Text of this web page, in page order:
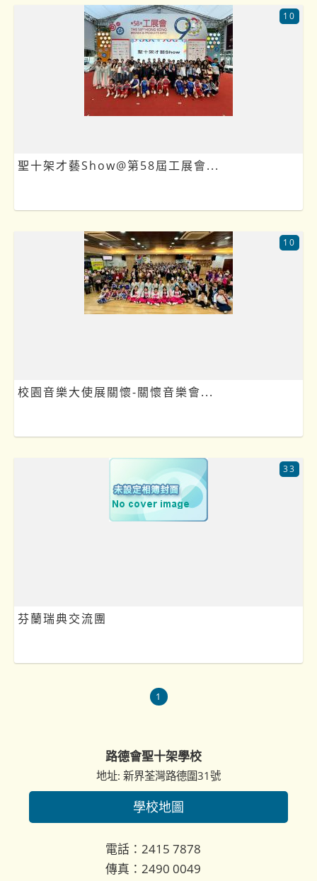
聖十架才藝Show@第58屆工展會...
10
校園音樂大使展關懷-關懷音樂會...
10
芬蘭瑞典交流團
33
1
路德會聖十架學校
地址: 新界荃灣路德圍31號
學校地圖
電話：2415 7878
傳真：2490 0049